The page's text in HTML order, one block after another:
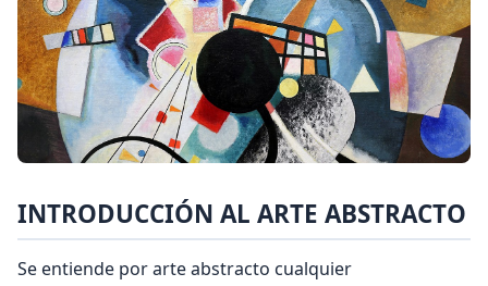
INTRODUCCIÓN AL ARTE ABSTRACTO
Se entiende por arte abstracto cualquier